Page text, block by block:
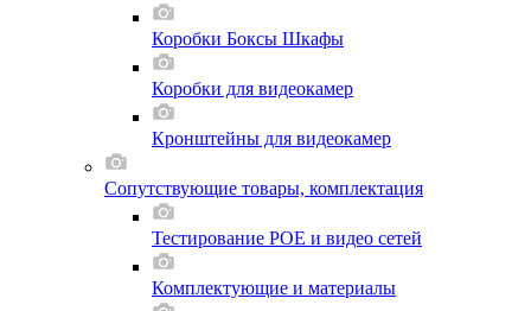
Коробки Боксы Шкафы
Коробки для видеокамер
Кронштейны для видеокамер
Сопутствующие товары, комплектация
Тестирование POE и видео сетей
Комплектующие и материалы